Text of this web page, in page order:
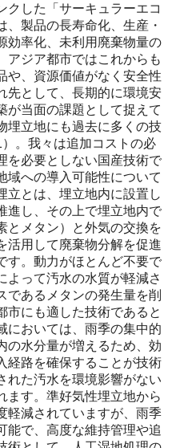
クした「サーキュラーエコ
、製品の長寿命化、生産・
効率化、未利用廃棄物量の
アジア都市ではこれからも
や、資源価値がなく安全性
先として、長期的に環境安
が当面の課題として捉えて
埋立地にも過去に多くの技
。我々は追加コストの必
を必要としない国産技術で
域への導入可能性について
立とは、埋立地内に設置し
進し、その上で埋立地内で
とメタン）と外気の交換を
活用して廃棄物分解を促進
す。動力がほとんど不要で
よって汚水の水質が軽減さ
であるメタンの発生量を削
市にも適した技術であると
においては、雨季の集中的
の水分量が増えるため、効
経路を確保することが技術
れた汚水を環境影響がない
ます。準好気性埋立地から
軽減されていますが、雨季
能で、高度な維持管理や追